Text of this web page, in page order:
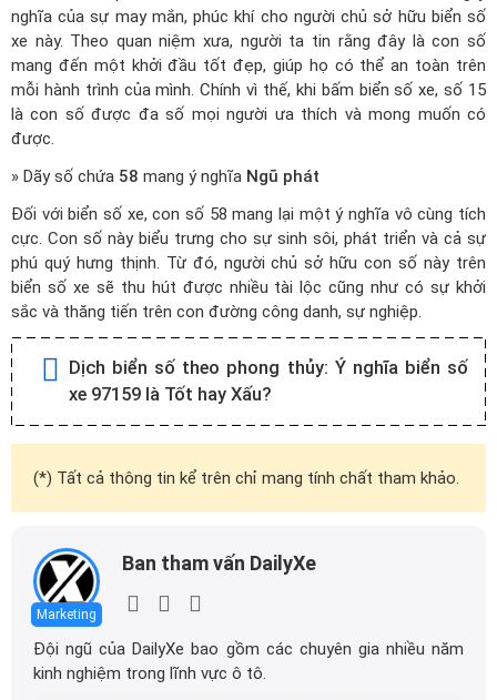
nghĩa của sự may mắn, phúc khí cho người chủ sở hữu biển số
xe này. Theo quan niệm xưa, người ta tin rằng đây là con số
mang đến một khởi đầu tốt đẹp, giúp họ có thể an toàn trên
mỗi hành trình của mình. Chính vì thế, khi bấm biển số xe, số 15
là con số được đa số mọi người ưa thích và mong muốn có
được.
» Dãy số chứa 58 mang ý nghĩa Ngũ phát
Đối với biển số xe, con số 58 mang lại một ý nghĩa vô cùng tích
cực. Con số này biểu trưng cho sự sinh sôi, phát triển và cả sự
phú quý hưng thịnh. Từ đó, người chủ sở hữu con số này trên
biển số xe sẽ thu hút được nhiều tài lộc cũng như có sự khởi
sắc và thăng tiến trên con đường công danh, sự nghiệp.
Dịch biển số theo phong thủy: Ý nghĩa biển số
xe 97159 là Tốt hay Xấu?
(*) Tất cả thông tin kể trên chỉ mang tính chất tham khảo.
Marketing
Ban tham vấn DailyXe
Đội ngũ của DailyXe bao gồm các chuyên gia nhiều năm
kinh nghiệm trong lĩnh vực ô tô.